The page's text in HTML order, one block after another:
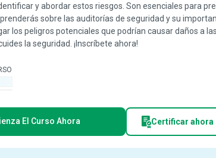
y abordar estos riesgos. Son esenciales para
sobre las auditorías de seguridad y su
los peligros potenciales que podrían causar daños a
la seguridad. ¡Inscríbete ahora!
El Curso Ahora Certificar ahora